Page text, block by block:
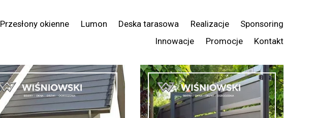
Przesłony okienne Lumon Deska tarasowa Realizacje
Sponsoring
Innowacje
Promocje Kontakt